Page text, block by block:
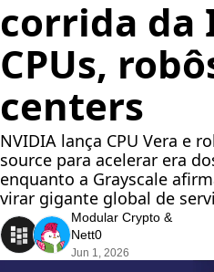
corrida da
CPUs,
centers
NVIDIA lança CPU Vera e
source para acelerar era
enquanto a Grayscale
virar gigante global de
Modular Crypto
Nett0
Jun 1, 2026